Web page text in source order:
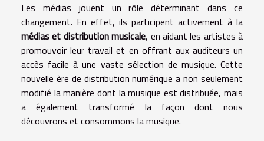
Les médias jouent un rôle déterminant dans ce
changement. En effet, ils participent activement à la
médias et distribution musicale, en aidant les artistes à
promouvoir leur travail et en offrant aux auditeurs un
accès facile à une vaste sélection de musique. Cette
nouvelle ère de distribution numérique a non seulement
modifié la manière dont la musique est distribuée, mais
a également transformé la façon dont nous
découvrons et consommons la musique.